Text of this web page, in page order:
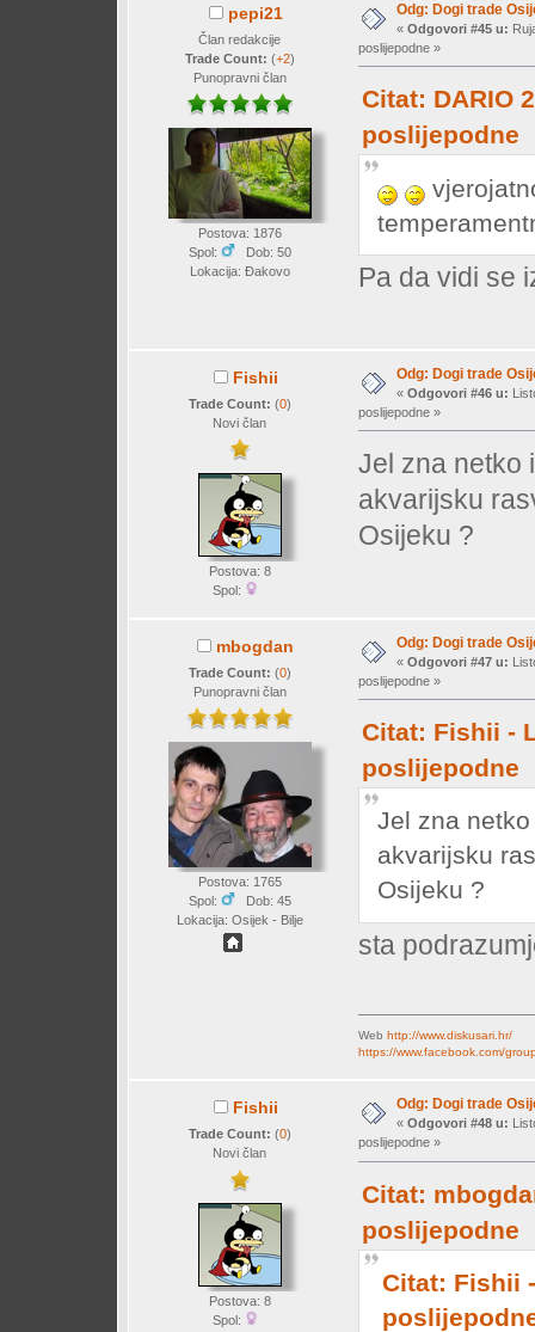
pepi21
Član redakcije
Trade Count: (+2)
Punopravni član
Postova: 1876
Spol:
Dob: 50
Lokacija: Đakovo
Odg: Dogi trade
« Odgovori #45 u:
poslijepodne »
Citat: DARIO
poslijepodne
Pa da vidi se
Fishii
Trade Count: (0)
Novi član
Postova: 8
Spol:
Odg: Dogi trade
« Odgovori #46 u:
poslijepodne »
Jel zna netko
akvarijsku
Osijeku ?
mbogdan
Trade Count: (0)
Punopravni član
Postova: 1765
Spol:
Dob: 45
Lokacija: Osijek - Bilje
Odg: Dogi trade
« Odgovori #47 u:
poslijepodne »
Citat: Fishii -
poslijepodne
Jel zna
akvarijsku
Osijeku ?
sta
Web http://www.diskusari.hr/
https://www.facebook.com/
Fishii
Trade Count: (0)
Novi član
Postova: 8
Spol:
Odg: Dogi trade
« Odgovori #48 u:
poslijepodne »
Citat:
poslijepodne
Citat: Fishii